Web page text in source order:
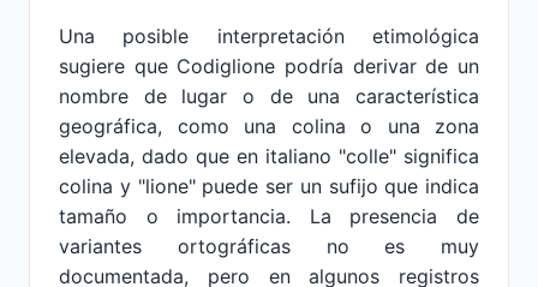
Una posible interpretación etimológica
sugiere que Codiglione podría derivar de un
nombre de lugar o de una característica
geográfica, como una colina o una zona
elevada, dado que en italiano "colle" significa
colina y "lione" puede ser un sufijo que indica
tamaño o importancia. La presencia de
variantes ortográficas no es muy
documentada, pero en algunos registros